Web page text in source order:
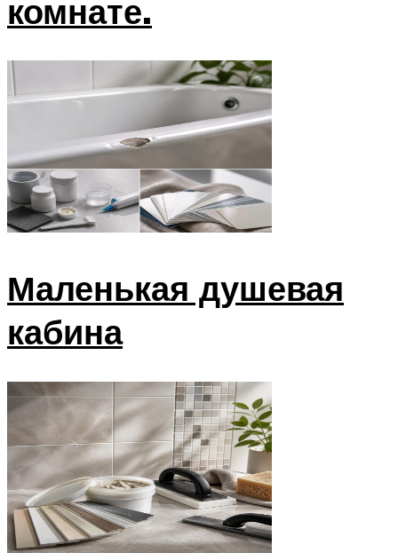
комнате.
Маленькая душевая
кабина